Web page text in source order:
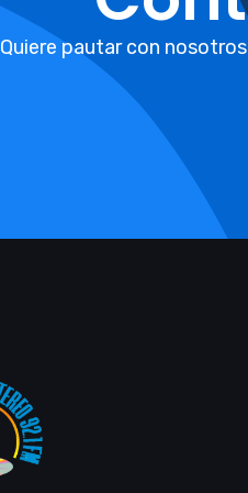
Quiere pautar con